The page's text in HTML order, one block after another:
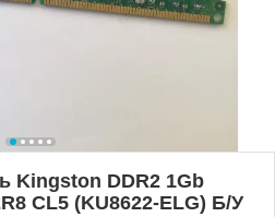
Kingston DDR2 1Gb
CL5 (KU8622-ELG) Б/У